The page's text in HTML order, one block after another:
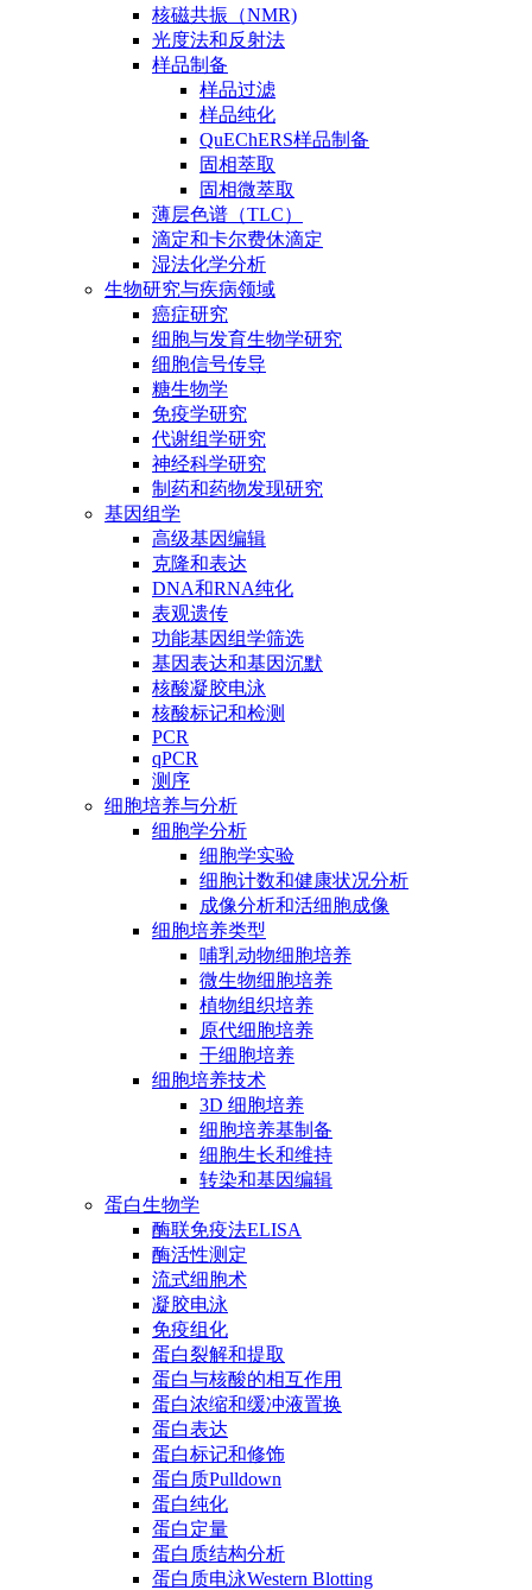
核磁共振（NMR)
光度法和反射法
样品制备
样品过滤
样品纯化
QuEChERS样品制备
固相萃取
固相微萃取
薄层色谱（TLC）
滴定和卡尔费休滴定
湿法化学分析
生物研究与疾病领域
癌症研究
细胞与发育生物学研究
细胞信号传导
糖生物学
免疫学研究
代谢组学研究
神经科学研究
制药和药物发现研究
基因组学
高级基因编辑
克隆和表达
DNA和RNA纯化
表观遗传
功能基因组学筛选
基因表达和基因沉默
核酸凝胶电泳
核酸标记和检测
PCR
qPCR
测序
细胞培养与分析
细胞学分析
细胞学实验
细胞计数和健康状况分析
成像分析和活细胞成像
细胞培养类型
哺乳动物细胞培养
微生物细胞培养
植物组织培养
原代细胞培养
干细胞培养
细胞培养技术
3D 细胞培养
细胞培养基制备
细胞生长和维持
转染和基因编辑
蛋白生物学
酶联免疫法ELISA
酶活性测定
流式细胞术
凝胶电泳
免疫组化
蛋白裂解和提取
蛋白与核酸的相互作用
蛋白浓缩和缓冲液置换
蛋白表达
蛋白标记和修饰
蛋白质Pulldown
蛋白纯化
蛋白定量
蛋白质结构分析
蛋白质电泳Western Blotting